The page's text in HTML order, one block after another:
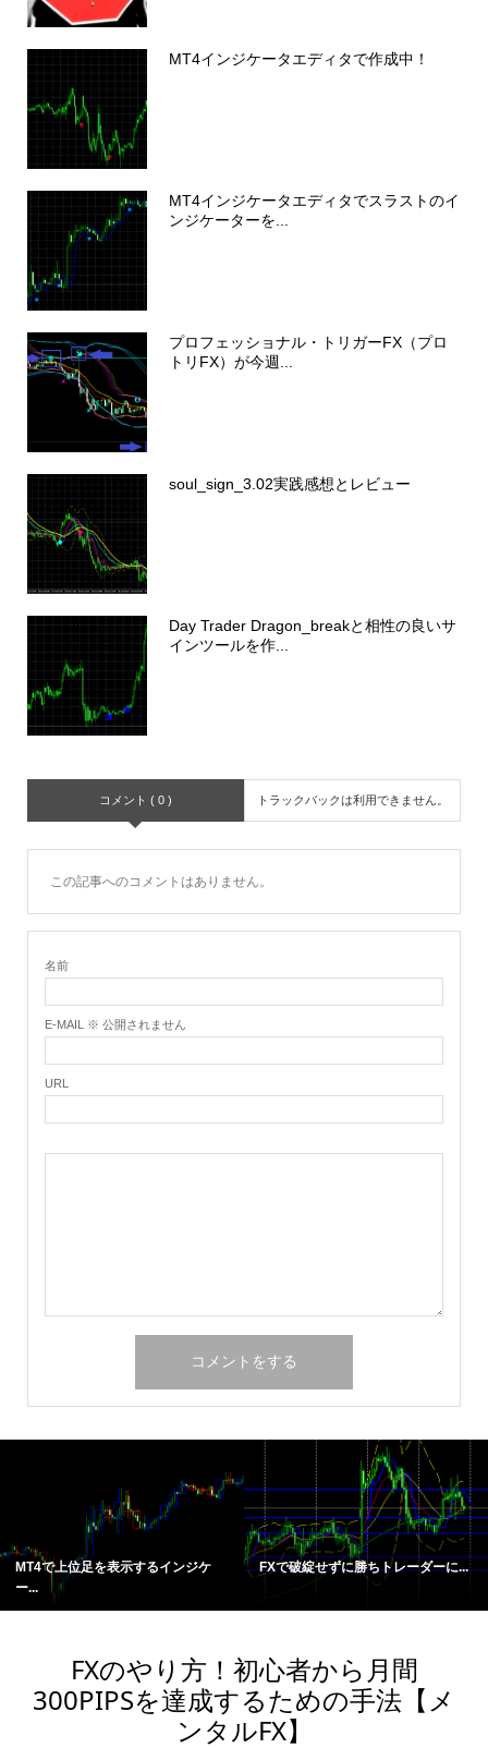
MT4インジケータエディタで作成中！
MT4インジケータエディタでスラストのイ
ンジケーターを...
プロフェッショナル・トリガーFX（プロ
トリFX）が今週...
soul_sign_3.02実践感想とレビュー
Day Trader Dragon_breakと相性の良いサ
インツールを作...
コメント ( 0 ) トラックバックは利用できません。
この記事へのコメントはありません。
名前
E-MAIL ※ 公開されません
URL
MT4で上位足を表示するインジケ
ー...
FXで破綻せずに勝ちトレーダーに...
FXのやり方！初心者から月間
300PIPSを達成するための手法【メ
ンタルFX】